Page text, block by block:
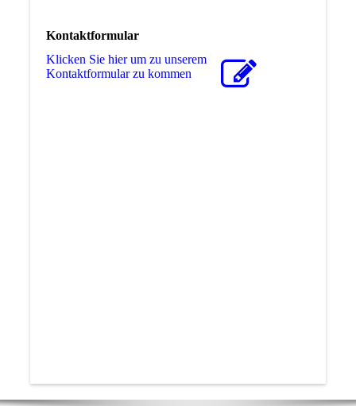
Kontaktformular
Klicken Sie hier um zu unserem
Kon­takt­for­mu­lar zu kommen